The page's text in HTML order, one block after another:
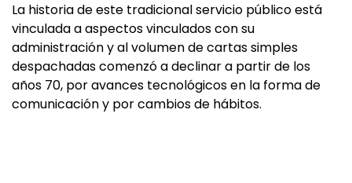
La historia de este tradicional servicio público está
vinculada a aspectos vinculados con su
administración y al volumen de cartas simples
despachadas comenzó a declinar a partir de los
años 70, por avances tecnológicos en la forma de
comunicación y por cambios de hábitos.